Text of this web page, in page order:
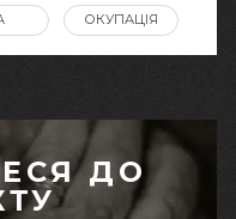
ОКУПАЦІЯ
ДО